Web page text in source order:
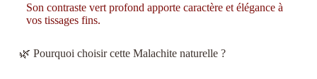
Son contraste vert profond apporte caractère et élégance à
vos tissages fins.
🌿 Pourquoi choisir cette Malachite naturelle ?